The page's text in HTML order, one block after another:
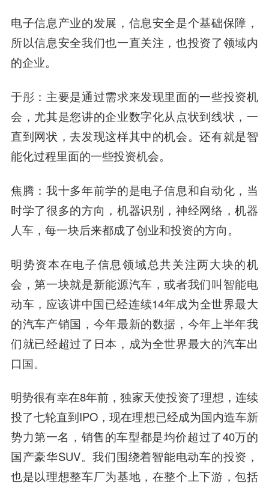
电子信息产业的发展，信息安全是个基础保障，
所以信息安全我们也一直关注，也投资了领域内
的企业。
于彤：主要是通过需求来发现里面的一些投资机
会，尤其是您讲的企业数字化从点状到线状，一
直到网状，去发现这样其中的机会。还有就是智
能化过程里面的一些投资机会。
焦腾：我十多年前学的是电子信息和自动化，当
时学了很多的方向，机器识别，神经网络，机器
人车，每一块后来都成了创业和投资的方向。
明势资本在电子信息领域总共关注两大块的机
会，第一块就是新能源汽车，或者我们叫智能电
动车，应该讲中国已经连续14年成为全世界最大
的汽车产销国，今年最新的数据，今年上半年我
们就已经超过了日本，成为全世界最大的汽车出
口国。
明势很有幸在8年前，独家天使投资了理想，连续
投了七轮直到IPO，现在理想已经成为国内造车新
势力第一名，销售的车型都是均价超过了40万的
国产豪华SUV。我们围绕着智能电动车的投资，
也是以理想整车厂为基地，在整个上下游，包括